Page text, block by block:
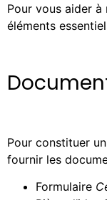
Pour vous aider
éléments
Pour constituer
fournir les
Formulaire